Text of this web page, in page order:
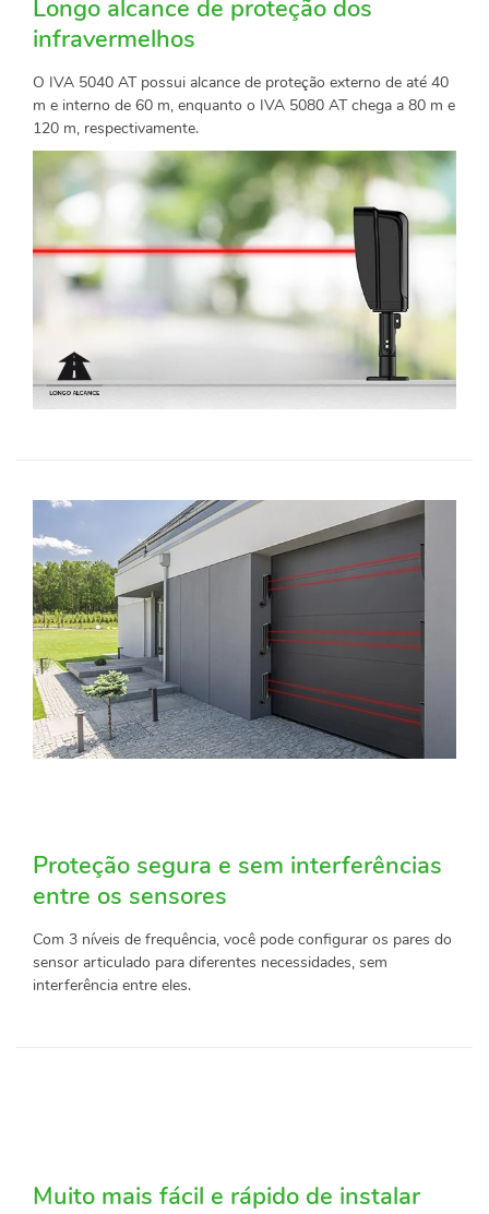
Longo alcance de proteção dos
infravermelhos
O IVA 5040 AT possui alcance de proteção externo de até 40
m e interno de 60 m, enquanto o IVA 5080 AT chega a 80 m e
120 m, respectivamente.
Proteção segura e sem interferências
entre os sensores
Com 3 níveis de frequência, você pode configurar os pares do
sensor articulado para diferentes necessidades, sem
interferência entre eles.
Muito mais fácil e rápido de instalar